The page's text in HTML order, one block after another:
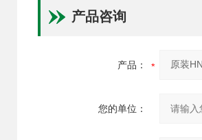
产品咨询
产品：
您的单位：